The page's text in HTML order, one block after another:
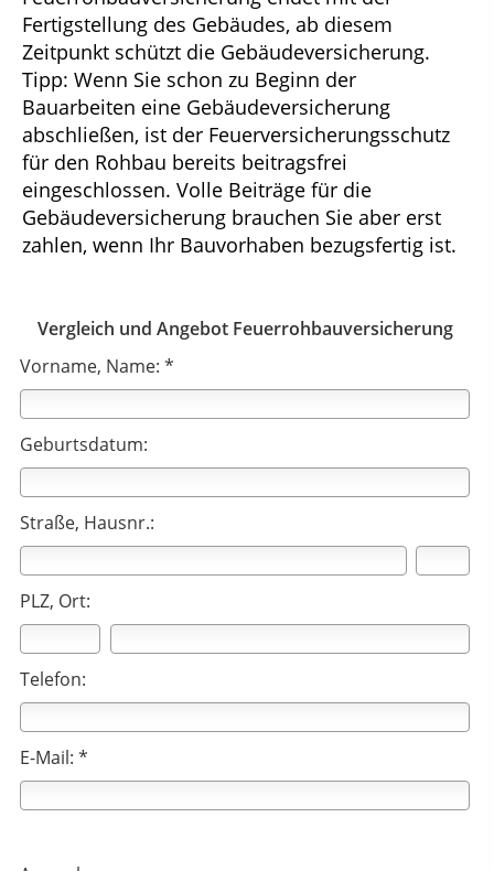
Fertigstellung des Gebäudes, ab diesem
Zeitpunkt schützt die Gebäudeversicherung.
Tipp: Wenn Sie schon zu Beginn der
Bauarbeiten eine Gebäudeversicherung
abschließen, ist der Feuerversicherungsschutz
für den Rohbau bereits beitragsfrei
eingeschlossen. Volle Beiträge für die
Gebäudeversicherung brauchen Sie aber erst
zahlen, wenn Ihr Bauvorhaben bezugsfertig ist.
Vergleich und Angebot Feuerrohbauversicherung
Vorname, Name: *
Geburtsdatum:
Straße, Hausnr.:
PLZ, Ort:
Telefon:
E-Mail: *